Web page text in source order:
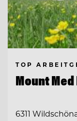
TOP
Mount
6311